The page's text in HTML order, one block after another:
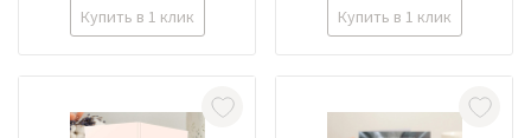
Купить в 1 клик Купить в 1 клик